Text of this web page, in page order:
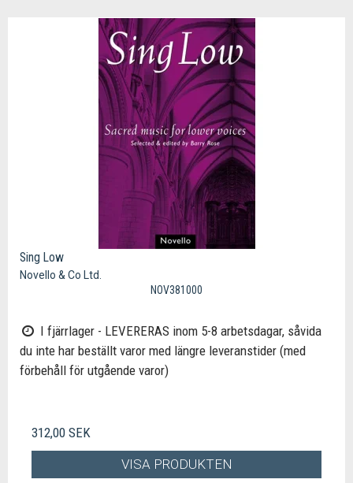
Sing Low
Novello & Co Ltd.
NOV381000
I fjärrlager - LEVERERAS inom 5-8 arbetsdagar, såvida
du inte har beställt varor med längre leveranstider (med
förbehåll för utgående varor)
312,00 SEK
VISA PRODUKTEN